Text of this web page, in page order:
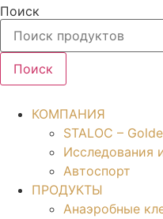
Перейти
содержимому
Поиск
Поиск
КОМПАНИЯ
STALOC –
Исследования
Автоспорт
ПРОДУКТЫ
Анаэробные